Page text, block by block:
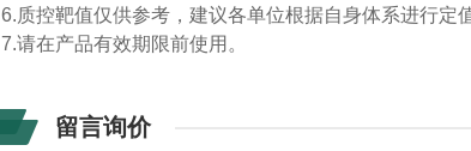
6.质控靶值仅供参考，建议各单位根据自身体系进行定值
7.请在产品有效期限前使用。
留言询价